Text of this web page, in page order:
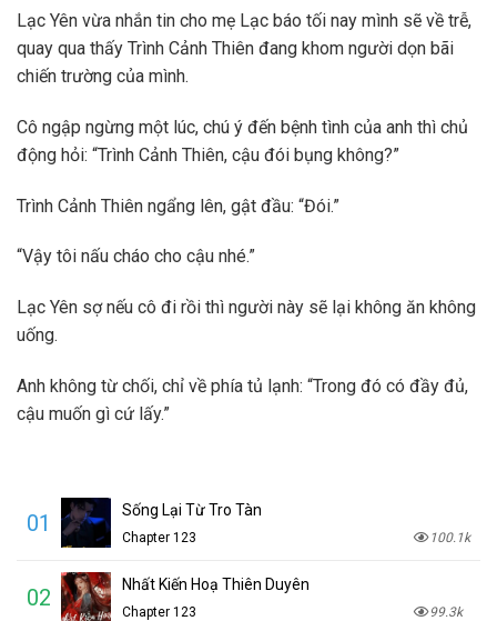
Lạc Yên vừa nhắn tin cho mẹ Lạc báo tối nay mình sẽ về trễ,
quay qua thấy Trình Cảnh Thiên đang khom người dọn bãi
chiến trường của mình.
Cô ngập ngừng một lúc, chú ý đến bệnh tình của anh thì chủ
động hỏi: “Trình Cảnh Thiên, cậu đói bụng không?”
Trình Cảnh Thiên ngẩng lên, gật đầu: “Đói.”
“Vậy tôi nấu cháo cho cậu nhé.”
Lạc Yên sợ nếu cô đi rồi thì người này sẽ lại không ăn không
uống.
Anh không từ chối, chỉ về phía tủ lạnh: “Trong đó có đầy đủ,
cậu muốn gì cứ lấy.”
01 Sống Lại Từ Tro Tàn
Chapter 123 100.1k
02 Nhất Kiến Hoạ Thiên Duyên
Chapter 123 99.3k